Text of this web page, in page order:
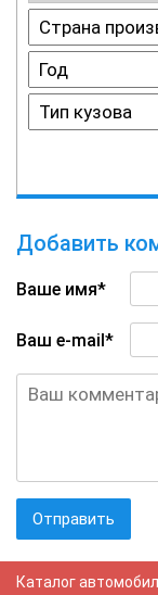
Добавить
Ваше имя*
Ваш e-mail*
Каталог